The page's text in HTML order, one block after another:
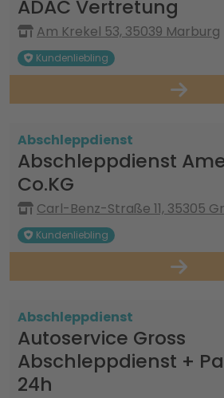
ADAC Vertretung
Am Krekel 53, 35039 Marburg
Kundenliebling
Abschleppdienst
Abschleppdienst
Co.KG
Carl-Benz-Straße 11, 35305
Kundenliebling
Abschleppdienst
Autoservice Gross
Abschleppdienst +
24h